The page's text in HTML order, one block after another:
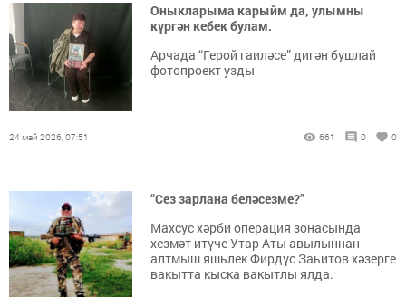
Оныкларыма карыйм да, улымны
күргән кебек булам.
Арчада “Герой гаиләсе” дигән бушлай
фотопроект узды
24 май 2026, 07:51 661 0 0
“Сез зарлана беләсезме?”
Махсус хәрби операция зонасында
хезмәт итүче Утар Аты авылыннан
алтмыш яшьлек Фирдүс Заһитов хәзерге
вакытта кыска вакытлы ялда.